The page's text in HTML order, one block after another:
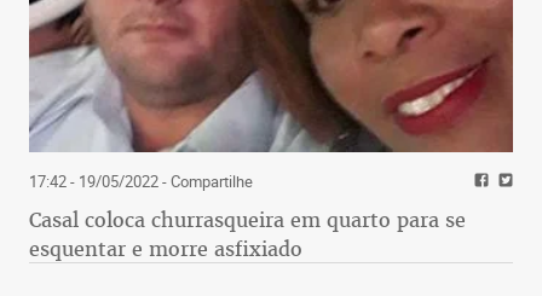
17:42 - 19/05/2022- Compartilhe
Casal coloca churrasqueira em quarto para se
esquentar e morre asfixiado